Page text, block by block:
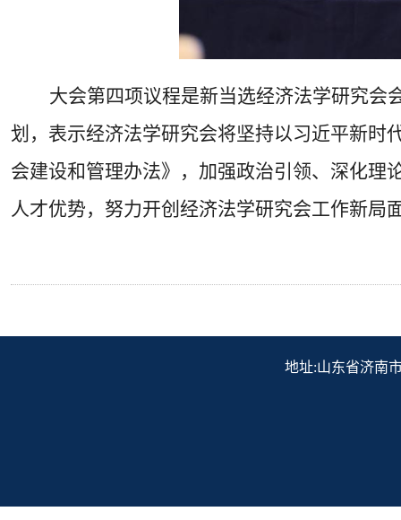
大会第四项议程是新当选经济法学研究会
划，表示经济法学研究会将坚持以习近平新时
会建设和管理办法》，加强政治引领、深化理
人才优势， 努力开创经济法学研究会工作新局
地址:山东省济南